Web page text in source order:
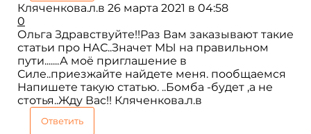
Кляченкова.л.в 26 марта 2021 в 04:58
0
Ольга Здравствуйте!!Раз Вам заказывают такие
статьи про НАС..Значет МЫ на правильном
пути.......А моё приглашение в
Силе..приезжайте найдете меня. пообщаемся
Напишете такую статью. ..Бомба -будет ,а не
стотья..Жду Вас!! Кляченкова.л.в
Ответить